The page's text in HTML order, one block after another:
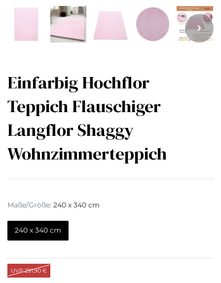
Einfarbig Hochflor
Teppich Flauschiger
Langflor Shaggy
Wohnzimmerteppich
Maße/Größe: 240 x 340 cm
240 x 340 cm
UVP 291,90 €